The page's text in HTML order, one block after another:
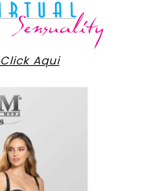
Click Aqui